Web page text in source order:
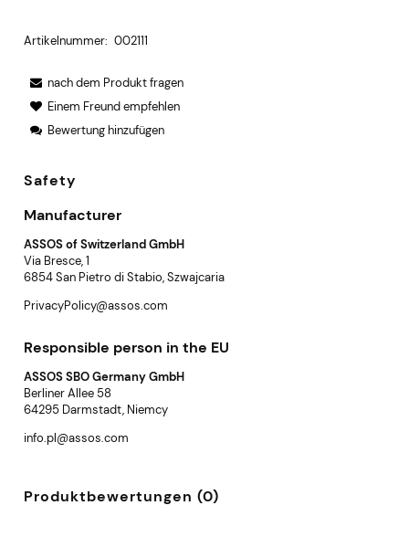
Artikelnummer: 002111
nach dem Produkt fragen
Einem Freund empfehlen
Bewertung hinzufügen
Safety
Manufacturer
ASSOS of Switzerland GmbH
Via Bresce, 1
6854 San Pietro di Stabio, Szwajcaria
PrivacyPolicy@assos.com
Responsible person in the EU
ASSOS SBO Germany GmbH
Berliner Allee 58
64295 Darmstadt, Niemcy
info.pl@assos.com
Produktbewertungen (0)